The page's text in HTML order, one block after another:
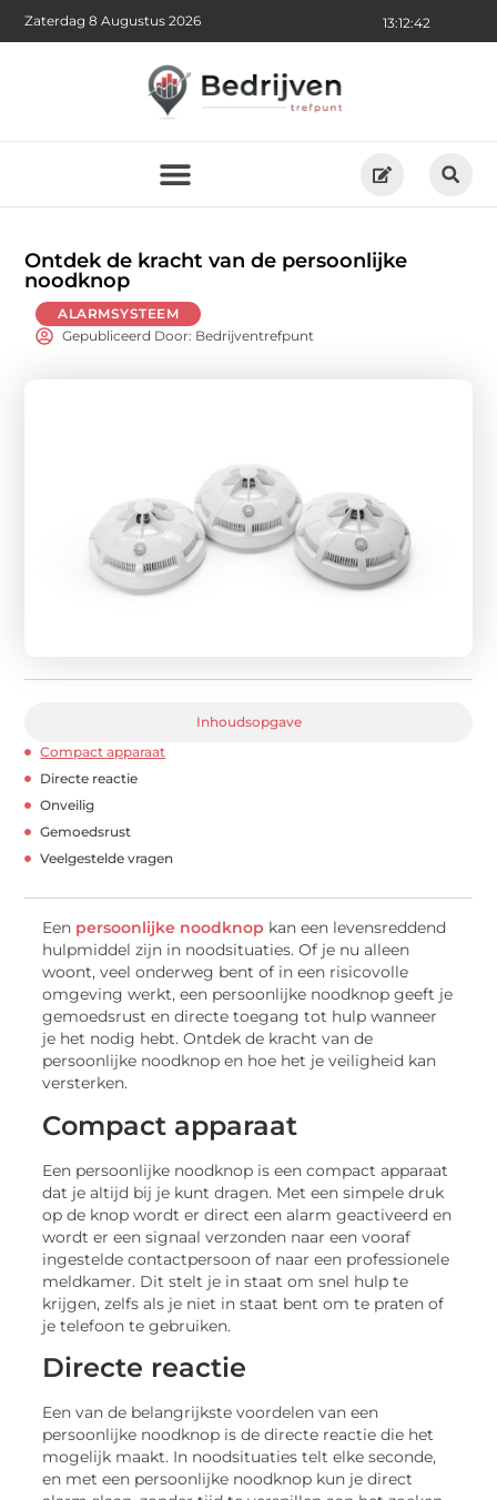
13:12:43
Zaterdag 8 Augustus 2026
Ontdek de kracht van de persoonlijke
noodknop
ALARMSYSTEEM
Gepubliceerd Door: Bedrijventrefpunt
Inhoudsopgave
Compact apparaat
Directe reactie
Onveilig
Gemoedsrust
Veelgestelde vragen
Een persoonlijke noodknop kan een levensreddend
hulpmiddel zijn in noodsituaties. Of je nu alleen
woont, veel onderweg bent of in een risicovolle
omgeving werkt, een persoonlijke noodknop geeft je
gemoedsrust en directe toegang tot hulp wanneer
je het nodig hebt. Ontdek de kracht van de
persoonlijke noodknop en hoe het je veiligheid kan
versterken.
Compact apparaat
Een persoonlijke noodknop is een compact apparaat
dat je altijd bij je kunt dragen. Met een simpele druk
op de knop wordt er direct een alarm geactiveerd en
wordt er een signaal verzonden naar een vooraf
ingestelde contactpersoon of naar een professionele
meldkamer. Dit stelt je in staat om snel hulp te
krijgen, zelfs als je niet in staat bent om te praten of
je telefoon te gebruiken.
Directe reactie
Een van de belangrijkste voordelen van een
persoonlijke noodknop is de directe reactie die het
mogelijk maakt. In noodsituaties telt elke seconde,
en met een persoonlijke noodknop kun je direct